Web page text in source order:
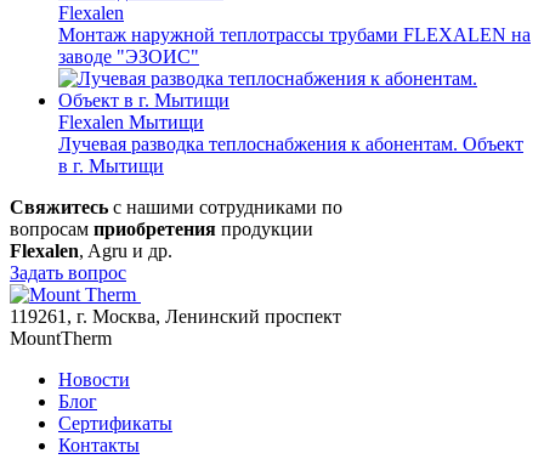
Flexalen
Монтаж наружной теплотрассы трубами FLEXALEN на
заводе "ЭЗОИС"
Flexalen Мытищи
Лучевая разводка теплоснабжения к абонентам. Объект
в г. Мытищи
Свяжитесь с нашими сотрудниками по
вопросам приобретения продукции
Flexalen, Agru и др.
Задать вопрос
119261, г. Москва, Ленинский проспект
MountTherm
Новости
Блог
Сертификаты
Контакты